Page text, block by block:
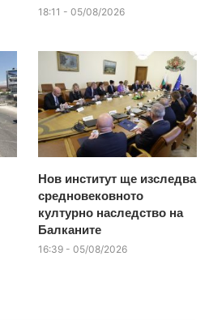
18:11 - 05/08/2026
Нов институт ще изследва
средновековното
културно наследство на
Балканите
16:39 - 05/08/2026